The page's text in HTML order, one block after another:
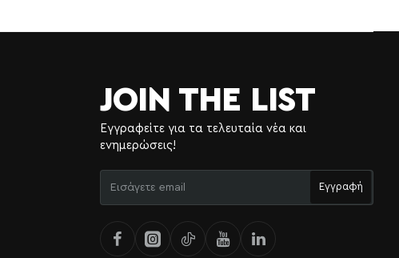
JOIN THE LIST
Εγγραφείτε για τα τελευταία νέα και
ενημερώσεις!
email
Εγγραφή